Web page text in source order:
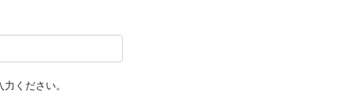
ください。